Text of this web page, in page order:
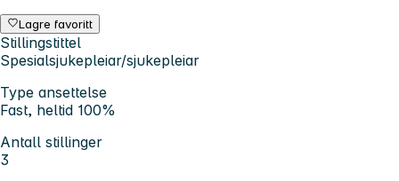
Lagre favoritt
Stillingstittel
Spesialsjukepleiar/sjukepleiar
Type ansettelse
Fast, heltid 100%
Antall stillinger
3